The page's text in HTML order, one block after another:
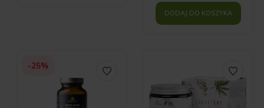
DODAJ DO KOSZYKA
-25%